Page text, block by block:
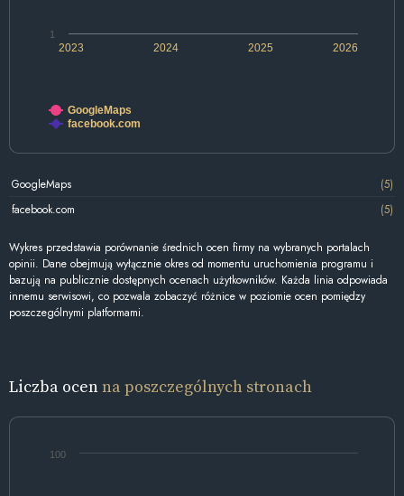
2024 2026
2023 2025
1
GoogleMaps
facebook.com
GoogleMaps
(5)
facebook.com
(5)
Wykres przedstawia porównanie średnich ocen firmy na wybranych portalach
opinii. Dane obejmują wyłącznie okres od momentu uruchomienia programu i
bazują na publicznie dostępnych ocenach użytkowników. Każda linia odpowiada
innemu serwisowi, co pozwala zobaczyć różnice w poziomie ocen pomiędzy
poszczególnymi platformami.
Liczba ocenna poszczególnych stronach
100